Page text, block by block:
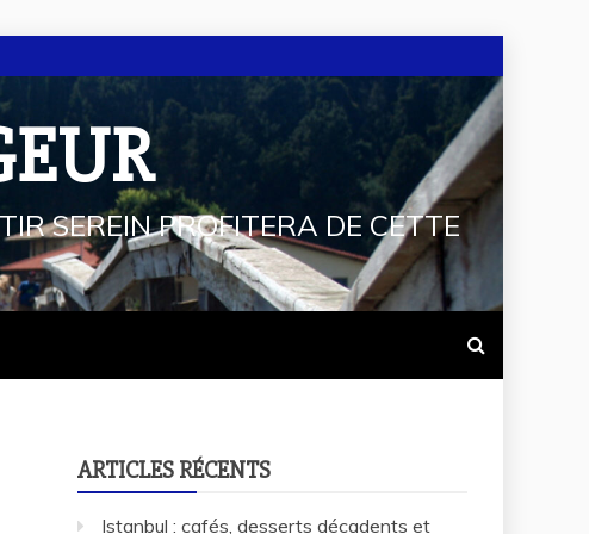
SEREIN PROFITERA DE CETTE
ARTICLES RÉCENTS
Istanbul : cafés, desserts décadents et